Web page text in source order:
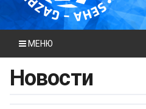
МЕНЮ
Новости